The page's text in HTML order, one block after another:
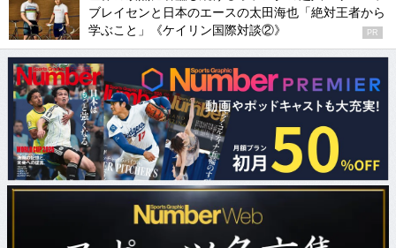
ブレイセンと日本のエースの太田海也「絶対王者から
学ぶこと」《ケイリン国際対談②》
PR